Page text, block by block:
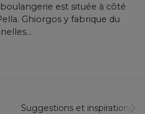
est située à côté
Ghiorgos y fabrique du
Suggestions et inspirations...